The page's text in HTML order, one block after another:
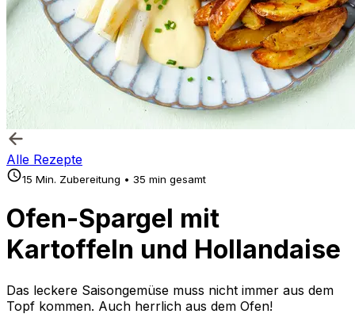
Alle Rezepte
15 Min. Zubereitung • 35 min gesamt
Ofen-Spargel mit
Kartoffeln und Hollandaise
Das leckere Saisongemüse muss nicht immer aus dem
Topf kommen. Auch herrlich aus dem Ofen!